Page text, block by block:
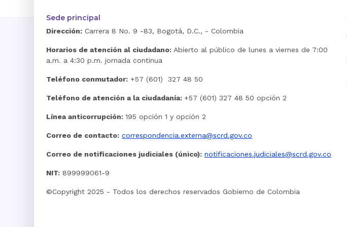
Sede principal
Dirección: Carrera 8 No. 9 -83, Bogotá, D.C., - Colombia
Horarios de atención al ciudadano: Abierto al público de lunes a viernes de 7:00
a.m. a 4:30 p.m. jornada continua
Teléfono conmutador: +57 (601) 327 48 50
Teléfono de atención a la ciudadanía: +57 (601) 327 48 50 opción 2
Línea anticorrupción:195 opción 1 y opción 2
Correo de contacto: correspondencia.externa@scrd.gov.co
Correo de notificaciones judiciales (único): notificaciones.judiciales@scrd.gov.co
NIT: 899999061-9
©Copyright 2025 - Todos los derechos reservados Gobierno de Colombia